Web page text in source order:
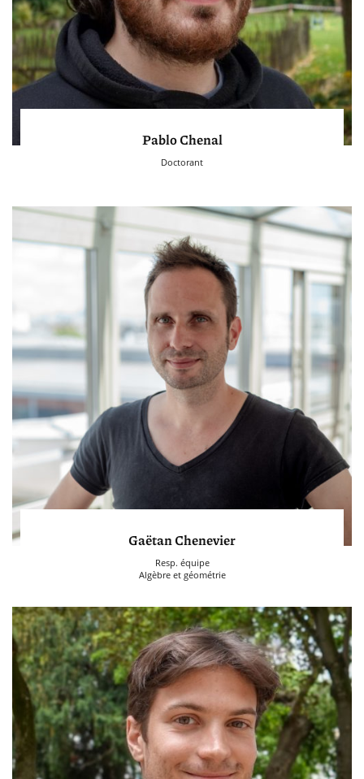
Pablo Chenal
Doctorant
Gaëtan Chenevier
Resp. équipe
Algèbre et géométrie